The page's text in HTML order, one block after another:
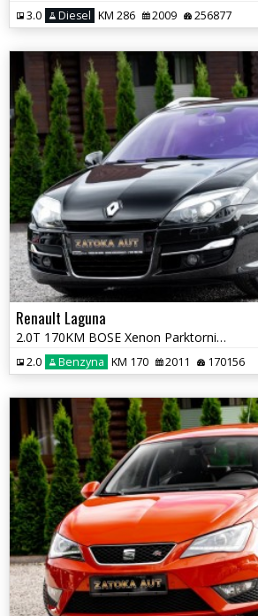
3.0 Diesel KM 286 2009 256877
Renault Laguna
2.0T 170KM BOSE Xenon Parktornic Tempomat Navi Klima Skóra Grz. fot
2.0 Benzyna KM 170 2011 170156